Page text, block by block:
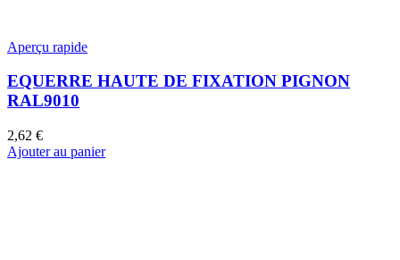
Aperçu rapide
EQUERRE HAUTE DE FIXATION PIGNON
RAL9010
2,62 €
Ajouter au panier